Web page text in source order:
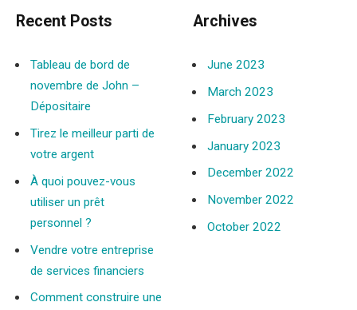
Recent Posts
Tableau de bord de
novembre de John –
Dépositaire
Tirez le meilleur parti de
votre argent
À quoi pouvez-vous
utiliser un prêt
personnel ?
Vendre votre entreprise
de services financiers
Comment construire une
Archives
June 2023
March 2023
February 2023
January 2023
December 2022
November 2022
October 2022